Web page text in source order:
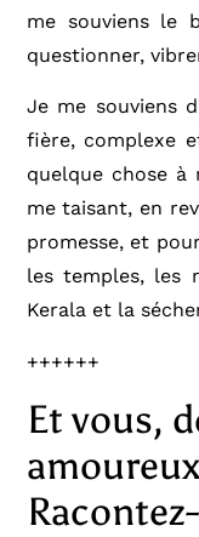
me souviens le
questionner,
Je me souviens
fière, complexe
quelque chose
me taisant, en
promesse, et
les temples, les
Kerala et la
++++++
Et vous,